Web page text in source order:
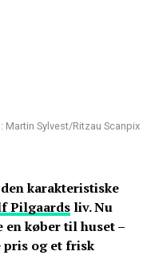
Martin Sylvest/Ritzau Scanpix
karakteristiske
Pilgaardsliv. Nu
køber til huset –
pris og et frisk